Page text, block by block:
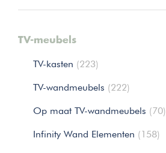
TV-meubels
TV-kasten (223)
TV-wandmeubels (222)
Op maat TV-wandmeubels (70)
Infinity Wand Elementen (158)